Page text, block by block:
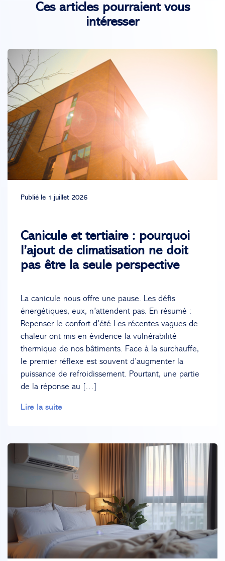
Ces articles pourraient vous
intéresser
Publié le 1 juillet 2026
Canicule et tertiaire : pourquoi
l’ajout de climatisation ne doit
pas être la seule perspective
La canicule nous offre une pause. Les défis
énergétiques, eux, n’attendent pas. En résumé :
Repenser le confort d’été Les récentes vagues de
chaleur ont mis en évidence la vulnérabilité
thermique de nos bâtiments. Face à la surchauffe,
le premier réflexe est souvent d’augmenter la
puissance de refroidissement. Pourtant, une partie
de la réponse au […]
Lire la suite